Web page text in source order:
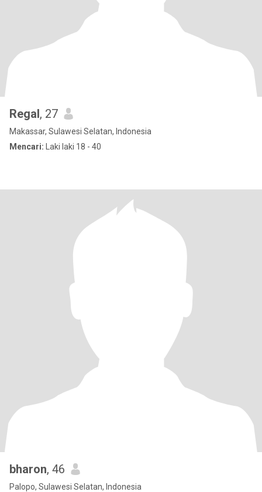
Regal, 27
Makassar, Sulawesi Selatan, Indonesia
Mencari: Laki laki 18 - 40
bharon, 46
Palopo, Sulawesi Selatan, Indonesia